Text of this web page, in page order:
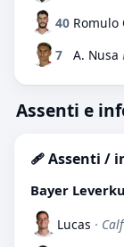
40 Romulo
7
A. Nusa
Assenti e
🩹 Assenti /
Bayer
Lucas ·